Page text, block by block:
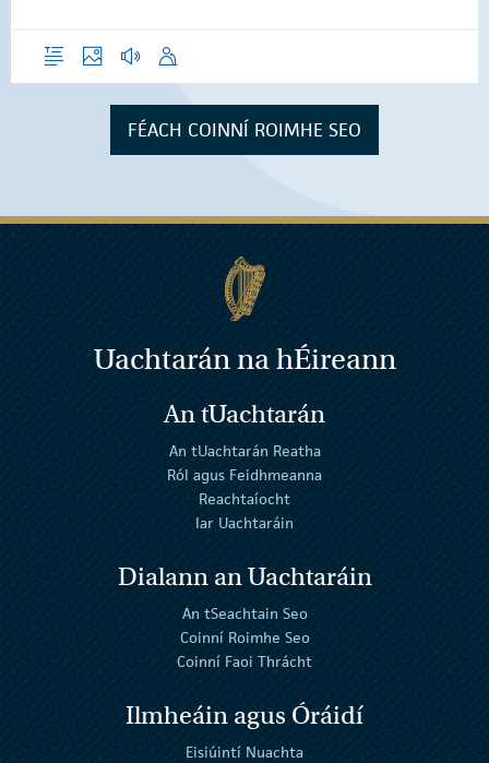
ForléargasGrianghraif
FÉACH COINNÍ ROIMHE SEO
Uachtarán nahÉireann
An tUachtarán
An tUachtarán Reatha
Ról agus Feidhmeanna
Reachtaíocht
Iar Uachtaráin
Dialann an Uachtaráin
An tSeachtain Seo
Coinní Roimhe Seo
Coinní Faoi Thrácht
Ilmheáin agus Óráidí
Eisiúintí Nuachta